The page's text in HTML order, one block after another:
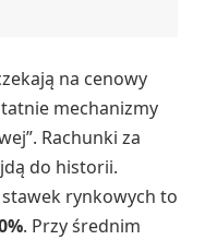
na cenowy
mechanizmy
Rachunki za
do historii.
rynkowych to
. Przy średnim